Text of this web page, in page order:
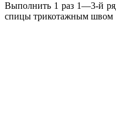
Выполнить 1 раз 1—3-й
спицы трикотажным швом